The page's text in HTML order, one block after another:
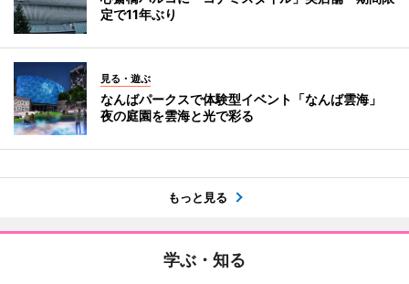
定で11年ぶり
見る・遊ぶ
なんばパークスで体験型イベント「なんば雲海」
夜の庭園を雲海と光で彩る
もっと見る
学ぶ・知る